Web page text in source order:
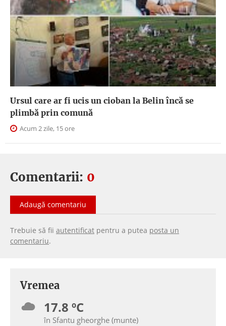
Ursul care ar fi ucis un cioban la Belin încă se
plimbă prin comună
Acum 2 zile, 15 ore
Comentarii: 0
Adaugă comentariu
Trebuie să fii autentificat pentru a putea posta un
comentariu.
Vremea
17.8 ºC
în Sfantu gheorghe (munte)